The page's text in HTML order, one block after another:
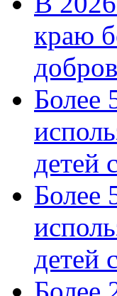
краю
Более
детей
Более
детей